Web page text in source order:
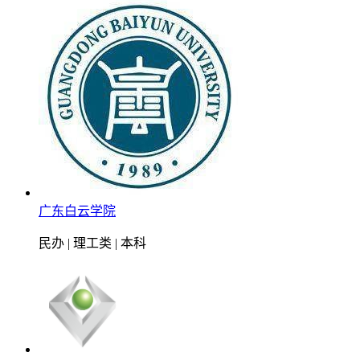
广东白云学院
民办 | 理工类 | 本科